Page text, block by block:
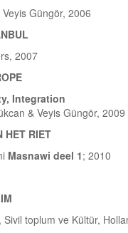
Güngör, 2006
2007
Integration
& Veyis Güngör, 2009
HET RIET
Masnawi deel 1; 2010
Sivil toplum ve Kültür,